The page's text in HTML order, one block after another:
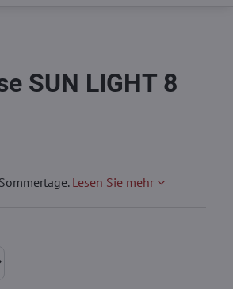
SUN LIGHT 8
Lesen Sie mehr